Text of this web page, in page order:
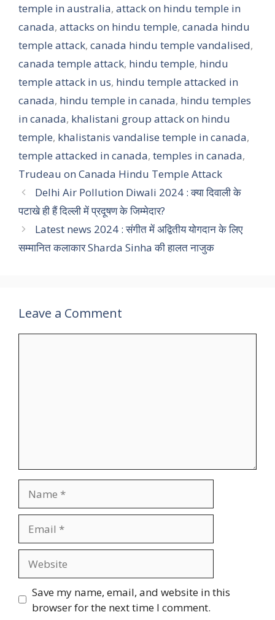
temple in australia, attack on hindu temple in
canada, attacks on hindu temple, canada hindu
temple attack, canada hindu temple vandalised,
canada temple attack, hindu temple, hindu
temple attack in us, hindu temple attacked in
canada, hindu temple in canada, hindu temples
in canada, khalistani group attack on hindu
temple, khalistanis vandalise temple in canada,
temple attacked in canada, temples in canada,
Trudeau on Canada Hindu Temple Attack
Delhi Air Pollution Diwali 2024 : क्या दिवाली के
पटाखे ही हैं दिल्ली में प्रदूषण के जिम्मेदार?
Latest news 2024 : संगीत में अद्वितीय योगदान के लिए
सम्मानित कलाकार Sharda Sinha की हालत नाजुक
Leave a Comment
Save my name, email, and website in this
browser for the next time I comment.